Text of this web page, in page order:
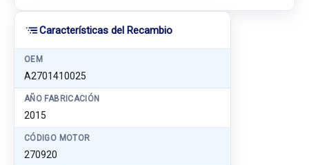
Características del Recambio
OEM
A2701410025
AÑO FABRICACIÓN
2015
CÓDIGO MOTOR
270920